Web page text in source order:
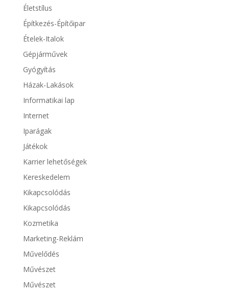
Életstílus
Építkezés-Építőipar
Ételek-Italok
Gépjárművek
Gyógyítás
Házak-Lakások
Informatikai lap
Internet
Iparágak
Játékok
Karrier lehetőségek
Kereskedelem
Kikapcsolódás
Kikapcsolódás
Kozmetika
Marketing-Reklám
Művelődés
Művészet
Művészet